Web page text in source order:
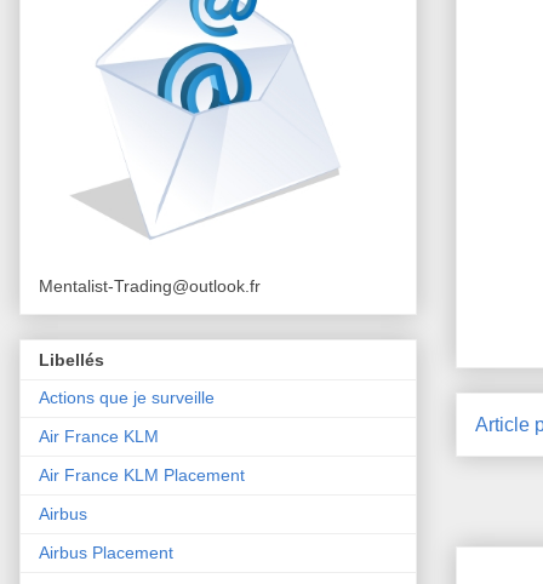
Article
Mentalist-Trading@outlook.fr
Libellés
Actions que je surveille
Air France KLM
Air France KLM Placement
Airbus
Airbus Placement